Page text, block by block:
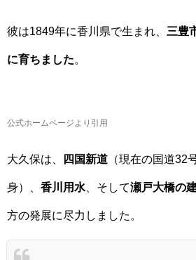
彼は1849年に香川県で生まれ、 三豊
に育ちました。
公式ホームページより引用
大久保は、 四国新道 （現在の国道32
身）、 香川用水 、そして瀬戸大橋の
方の発展に尽力しました。